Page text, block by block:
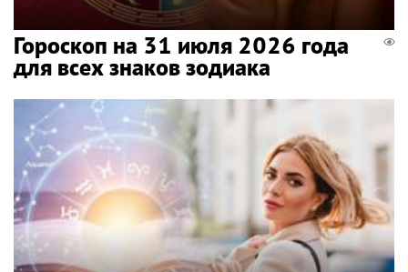
Гороскоп на 31 июля 2026 года
для всех знаков зодиака